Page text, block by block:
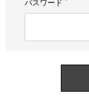
パスワード